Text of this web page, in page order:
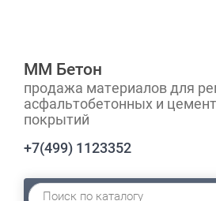
ММ Бетон
продажа материалов для
асфальтобетонных и
покрытий
+7(499) 1123352